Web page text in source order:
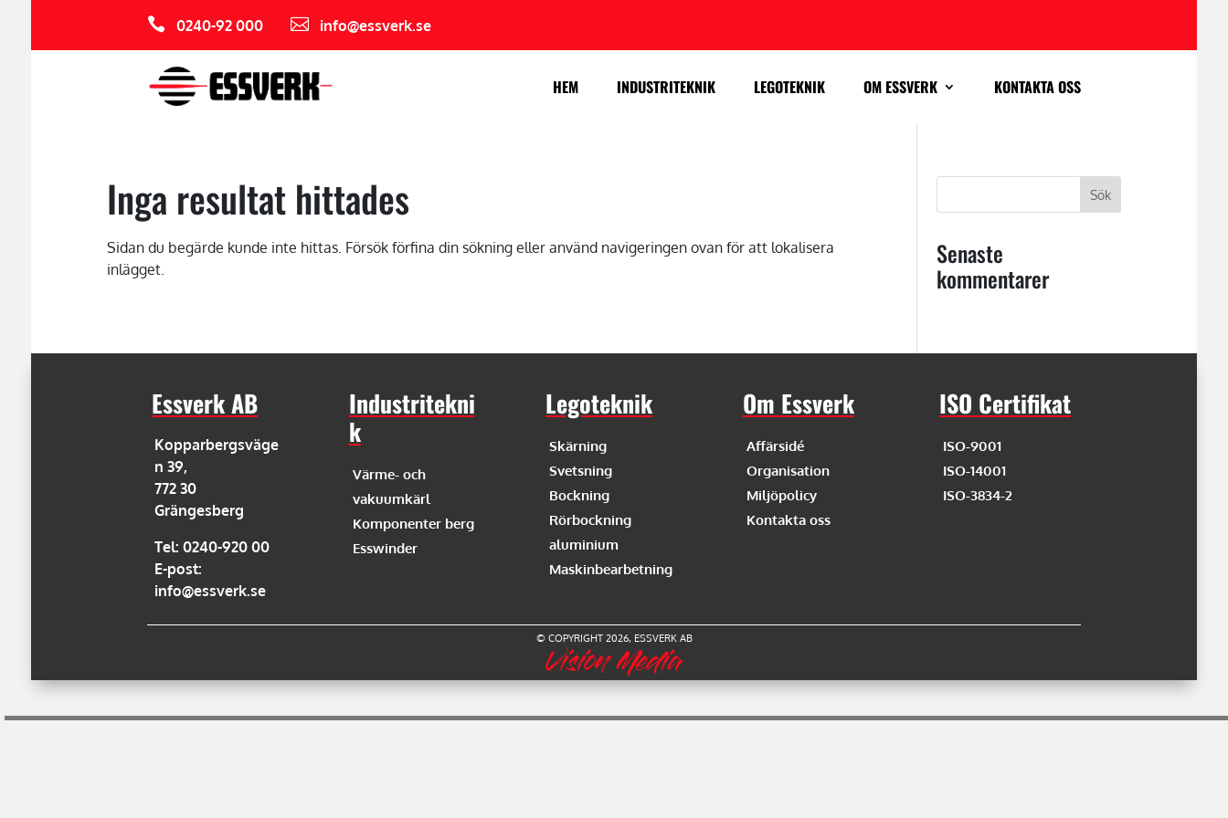
 0240-92 000  info@essverk.se
HEM INDUSTRITEKNIK LEGOTEKNIK OM ESSVERK KONTAKTA OSS
Inga resultat hittades
Sidan du begärde kunde inte hittas. Försök förfina din sökning eller använd navigeringen ovan för att lokalisera
inlägget.
Senaste
kommentarer
Essverk AB
Kopparbergsväge
n 39,
772 30
Grängesberg
Tel: 0240-920 00
E-post:
info@essverk.se
Industritekni
k
Värme- och
vakuumkärl
Komponenter berg
Esswinder
Legoteknik
Skärning
Svetsning
Bockning
Rörbockning
aluminium
Maskinbearbetning
Om Essverk
Affärsidé
Organisation
Miljöpolicy
Kontakta oss
ISO Certifikat
ISO-9001
ISO-14001
ISO-3834-2
© COPYRIGHT 2026, ESSVERK AB